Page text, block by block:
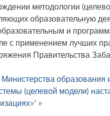
методологии
образовательную
и
с применением лучших
Правительства
образования
(целевой модели)
»